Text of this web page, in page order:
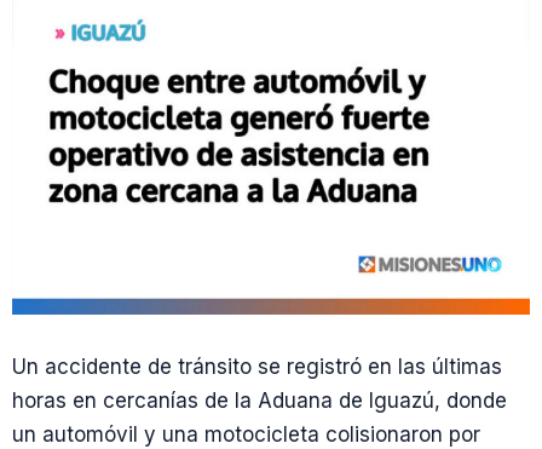
Un accidente de tránsito se registró en las últimas
horas en cercanías de la Aduana de Iguazú, donde
un automóvil y una motocicleta colisionaron por